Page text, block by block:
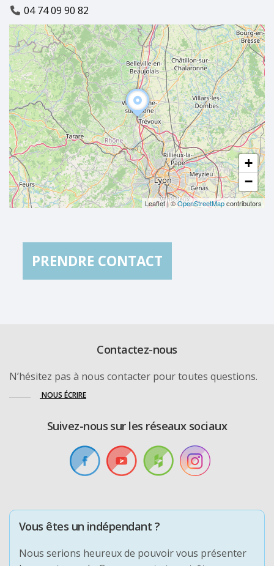
04 74 09 90 82
+
−
Leaflet|©OpenStreetMapcontributors
PRENDRE CONTACT
Contactez-nous
N’hésitez pas à nous contacter pour toutes questions.
NOUS ÉCRIRE
Suivez-nous sur les réseaux sociaux
Vous êtes un indépendant ?
Nous serions heureux de pouvoir vous présenter